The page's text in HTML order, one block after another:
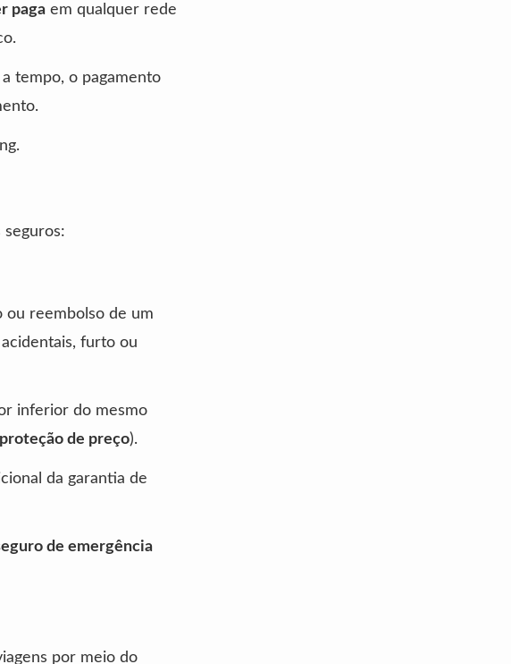
paga em qualquer rede
tempo, o pagamento
ou reembolso de um
furto ou
inferior do mesmo
de preço).
da garantia de
de emergência
por meio do